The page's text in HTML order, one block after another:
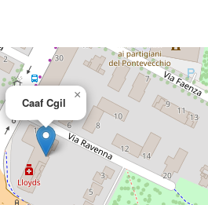
Caaf Cgil
×